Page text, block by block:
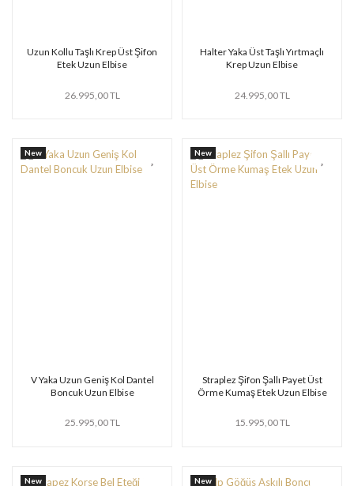
Uzun Kollu Taşlı Krep Üst Şifon
Etek Uzun Elbise
26.995,00 TL
Halter Yaka Üst Taşlı Yırtmaçlı
Krep Uzun Elbise
24.995,00 TL
New
V Yaka Uzun Geniş Kol Dantel
Boncuk Uzun Elbise
25.995,00 TL
New
Straplez Şifon Şallı Payet Üst
Örme Kumaş Etek Uzun Elbise
15.995,00 TL
New New